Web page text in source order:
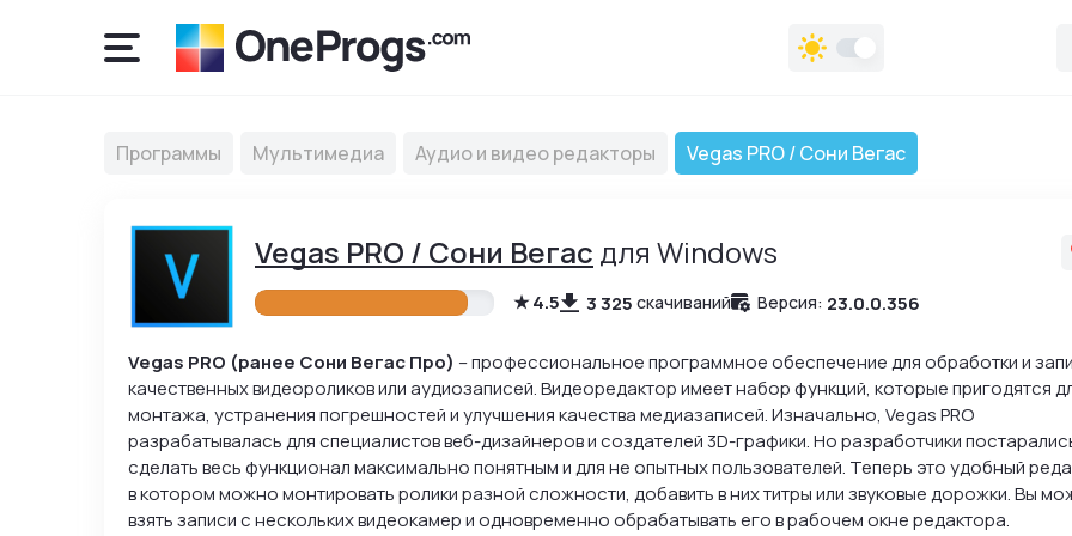
Программы Мультимедиа Аудио и видео редакторы Vegas PRO / Сони Вегас
Vegas PRO / Сони Вегас для Windows
4.5 3 325 скачиваний Версия: 23.0.0.356
Vegas PRO (ранее Сони Вегас Про) – профессиональное программное обеспечение для обработки и
качественных видеороликов или аудиозаписей. Видеоредактор имеет набор функций, которые пригодятся
монтажа, устранения погрешностей и улучшения качества медиазаписей. Изначально, Vegas PRO
разрабатывалась для специалистов веб-дизайнеров и создателей 3D-графики. Но разработчики
сделать весь функционал максимально понятным и для не опытных пользователей. Теперь это удобный
в котором можно монтировать ролики разной сложности, добавить в них титры или звуковые дорожки. Вы
взять записи с нескольких видеокамер и одновременно обрабатывать его в рабочем окне редактора.